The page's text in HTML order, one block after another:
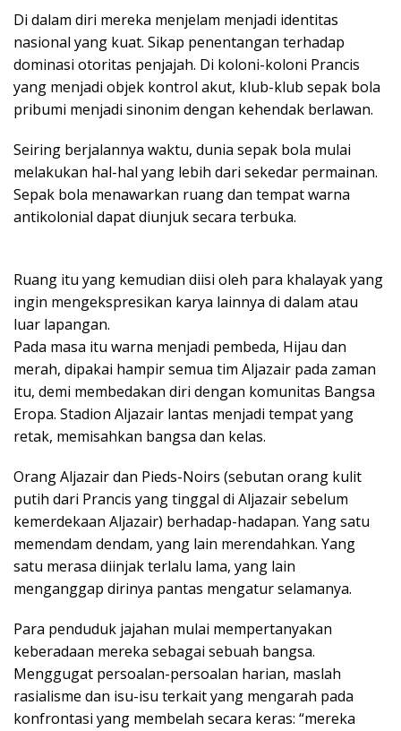
Di dalam diri mereka menjelam menjadi identitas
nasional yang kuat. Sikap penentangan terhadap
dominasi otoritas penjajah. Di koloni-koloni Prancis
yang menjadi objek kontrol akut, klub-klub sepak bola
pribumi menjadi sinonim dengan kehendak berlawan.
Seiring berjalannya waktu, dunia sepak bola mulai
melakukan hal-hal yang lebih dari sekedar permainan.
Sepak bola menawarkan ruang dan tempat warna
antikolonial dapat diunjuk secara terbuka.
Ruang itu yang kemudian diisi oleh para khalayak yang
ingin mengekspresikan karya lainnya di dalam atau
luar lapangan.
Pada masa itu warna menjadi pembeda, Hijau dan
merah, dipakai hampir semua tim Aljazair pada zaman
itu, demi membedakan diri dengan komunitas Bangsa
Eropa. Stadion Aljazair lantas menjadi tempat yang
retak, memisahkan bangsa dan kelas.
Orang Aljazair dan Pieds-Noirs (sebutan orang kulit
putih dari Prancis yang tinggal di Aljazair sebelum
kemerdekaan Aljazair) berhadap-hadapan. Yang satu
memendam dendam, yang lain merendahkan. Yang
satu merasa diinjak terlalu lama, yang lain
menganggap dirinya pantas mengatur selamanya.
Para penduduk jajahan mulai mempertanyakan
keberadaan mereka sebagai sebuah bangsa.
Menggugat persoalan-persoalan harian, maslah
rasialisme dan isu-isu terkait yang mengarah pada
konfrontasi yang membelah secara keras: “mereka